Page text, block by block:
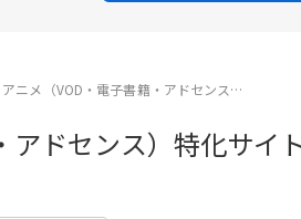
アニメ（VOD・電子書籍・アドセンス…
アドセンス）特化サ